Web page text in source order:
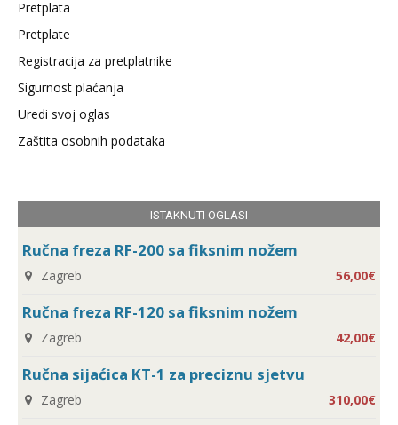
Pretplata
Pretplate
Registracija za pretplatnike
Sigurnost plaćanja
Uredi svoj oglas
Zaštita osobnih podataka
ISTAKNUTI OGLASI
Ručna freza RF-200 sa fiksnim nožem
Zagreb 56,00€
Ručna freza RF-120 sa fiksnim nožem
Zagreb 42,00€
Ručna sijaćica KT-1 za preciznu sjetvu
Zagreb 310,00€